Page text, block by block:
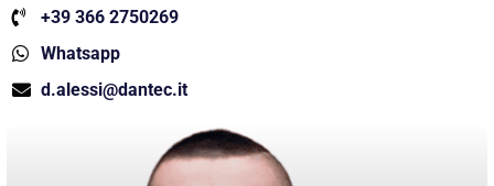
+39 366 2750269
Whatsapp
d.alessi@dantec.it